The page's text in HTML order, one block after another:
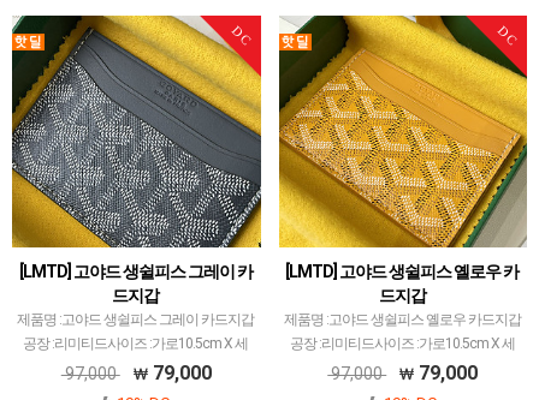
DC
[LMTD] 고야드 생쉴피스 그레이 카
드지갑
제품명 :고야드 생쉴피스 그레이 카드지갑
공장 :리미티드사이즈 :가로10.5cm X 세
로7cm색상 :그레이소재 :캔버스 앤카프스
97,000 79,000
DC
[LMTD] 고야드 생쉴피스 옐로우 카
드지갑
제품명 :고야드 생쉴피스 옐로우 카드지갑
공장 :리미티드사이즈 :가로10.5cm X 세
로7cm색상 :옐로우소재 :캔버스 앤카프스
97,000 79,000